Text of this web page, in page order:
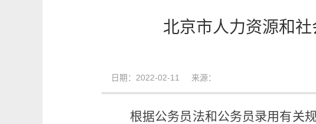
北京市人力资源和
日期：2022-02-11 来源：
根据公务员法和公务员录用有关